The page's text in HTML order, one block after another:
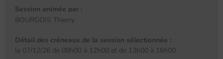
Session animée par :
BOURGOIS Thierry
Détail des créneaux de la session sélectionnée :
le 07/12/26 de 08h00 à 12h00 et de 13h00 à 16h00